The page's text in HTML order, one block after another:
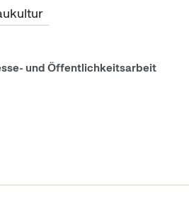
und Öffentlichkeitsarbeit